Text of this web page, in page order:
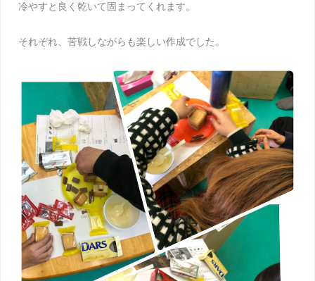
冷やすと良く乾いて固まってくれます。
それぞれ、苦戦しながらも楽しい作成でした。